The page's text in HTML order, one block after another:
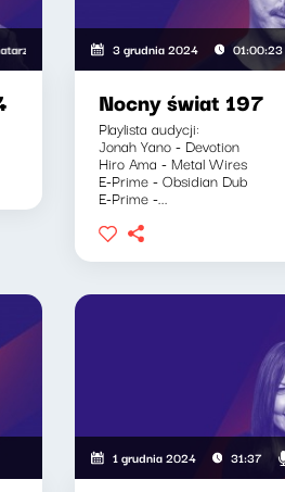
Kasia, Klaudiusz Slezak
3 grudnia 2024 01:00:23
Nocny świat 197
Playlista audycji:
Jonah Yano - Devotion
Hiro Ama - Metal Wires
E-Prime - Obsidian Dub
E-Prime -...
1 grudnia 2024 31:37